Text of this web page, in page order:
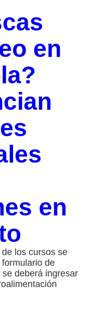
en
en
los cursos se
de
deberá ingresar